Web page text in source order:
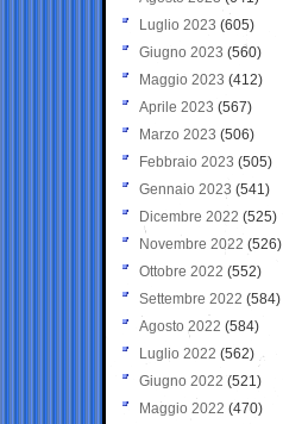
Luglio 2023 (605)
Giugno 2023 (560)
Maggio 2023 (412)
Aprile 2023 (567)
Marzo 2023 (506)
Febbraio 2023 (505)
Gennaio 2023 (541)
Dicembre 2022 (525)
Novembre 2022 (526)
Ottobre 2022 (552)
Settembre 2022 (584)
Agosto 2022 (584)
Luglio 2022 (562)
Giugno 2022 (521)
Maggio 2022 (470)